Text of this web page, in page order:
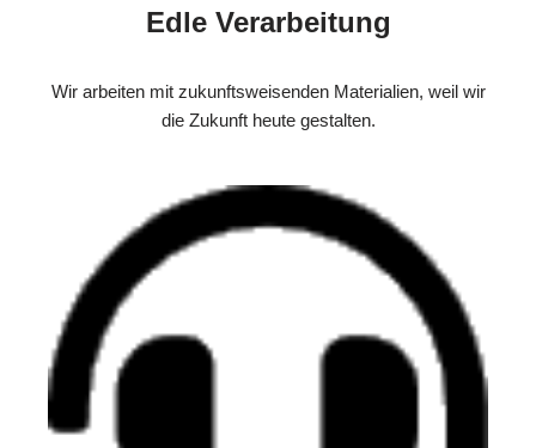
Edle Verarbeitung
Wir arbeiten mit zukunftsweisenden Materialien, weil wir
die Zukunft heute gestalten.